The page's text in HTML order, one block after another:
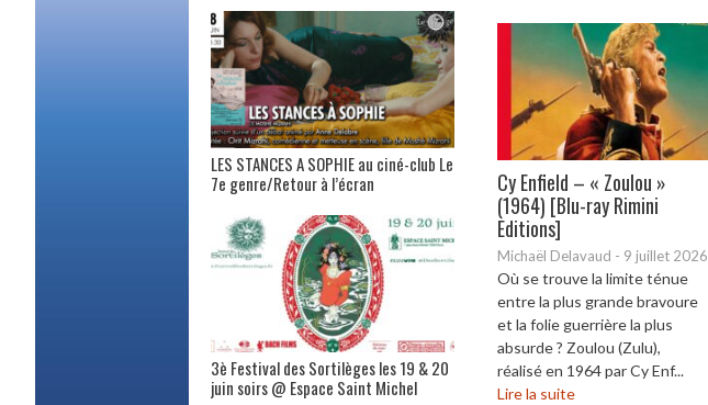
Cy Enfield – « Zoulou »
(1964) [Blu-ray Rimini
Editions]
Michaël Delavaud - 9 juillet 2026
Où se trouve la limite ténue
entre la plus grande bravoure
et la folie guerrière la plus
absurde ? Zoulou (Zulu),
réalisé en 1964 par Cy Enf...
Lire la suite
LES STANCES A SOPHIE au ciné-club Le
7e genre/Retour à l’écran
3è Festival des Sortilèges les 19 & 20
juin soirs @ Espace Saint Michel